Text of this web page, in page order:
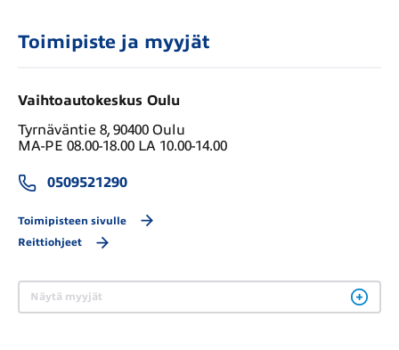
Toimipiste ja myyjät
Vaihtoautokeskus Oulu
Tyrnäväntie 8, 90400 Oulu
MA-PE 08.00-18.00 LA 10.00-14.00
0509521290
Toimipisteen sivulle
Reittiohjeet
Näytä myyjät